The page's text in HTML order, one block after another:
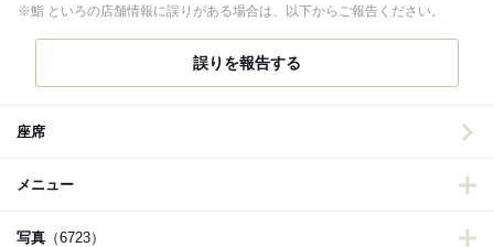
※鮨 といろの店舗情報に誤りがある場合は、以下からご報告ください。
誤りを報告する
座席
メニュー
写真 （6723）